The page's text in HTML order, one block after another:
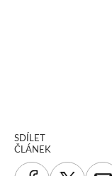
SDÍLET
ČLÁNEK